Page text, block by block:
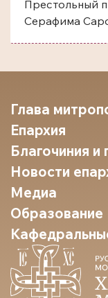
Престольный
Серафима
Глава
Епархия
Благочиния и
Новости
Медиа
Образование